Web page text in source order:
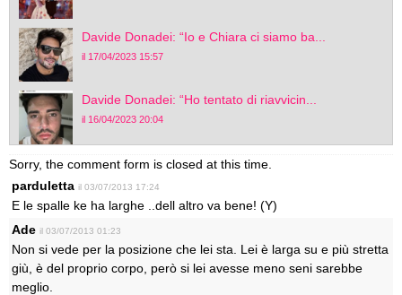
Davide Donadei: “Io e Chiara ci siamo ba...
il 17/04/2023 15:57
Davide Donadei: “Ho tentato di riavvicin...
il 16/04/2023 20:04
Sorry, the comment form is closed at this time.
parduletta il 03/07/2013 17:24
E le spalle ke ha larghe ..dell altro va bene! (Y)
Ade il 03/07/2013 01:23
Non si vede per la posizione che lei sta. Lei è larga su e più stretta
giù, è del proprio corpo, però si lei avesse meno seni sarebbe
meglio.